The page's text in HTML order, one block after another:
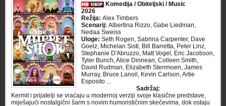
Komedija / Obiteljski / Music
2026
Režija: Alex Timbers
Scenarij: Albertina Rizzo, Gabe Liedman,
Nedaa Sweiss
Uloge: Seth Rogen, Sabrina Carpenter, Dave
Goelz, Michelan Sisti, Bill Barretta, Peter Linz,
Stephanie D'Abruzzo, Matt Vogel, Eric Jacobson,
Tyler Bunch, Alice Dinnean, Colleen Smith,
David Rudman, Elizabeth Stenmoen, James
Murray, Bruce Lanoil, Kevin Carlson, Artie
Esposito ...
Sadržaj:
Kermit i prijatelji se vraćaju u modernoj verziji svoje klasične predstave,
miješajući nostalgični šarm s novim humorističnim skečevima, dok ostaju